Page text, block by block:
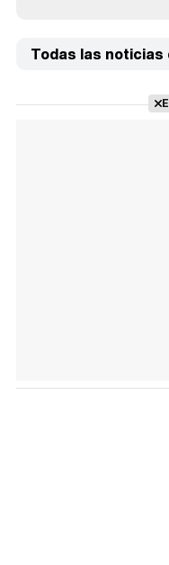
Todas las noticias